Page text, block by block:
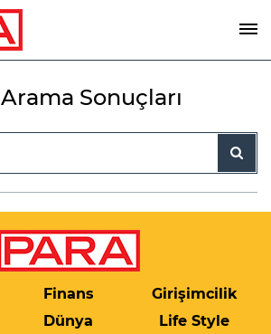
Arama Sonuçları
Finans
Girişimcilik
Dünya Life Style